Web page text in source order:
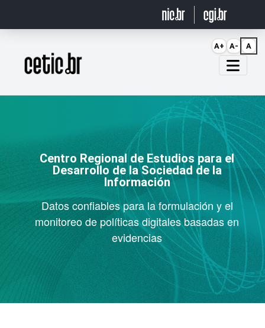
Página inicial
Centro Regional de Estudios para el
Desarrollo de la Sociedad de la
Información
Datos confiables para la formulación y el
monitoreo de políticas digitales basadas en
evidencias
A+ A- A